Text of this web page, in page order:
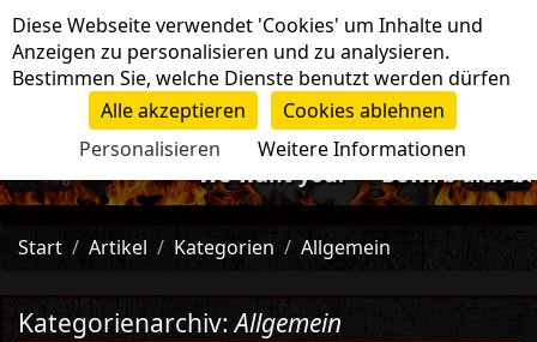
Navigation
-=>We want you!<=- Bewirb dich bei
Start Artikel Kategorien Allgemein
Kategorienarchiv:Allgemein
Cookie-Einstellungen
Diese Webseite verwendet 'Cookies' um Inhalte und
Anzeigen zu personalisieren und zu analysieren.
Bestimmen Sie, welche Dienste benutzt werden dürfen
Alle akzeptieren
Cookies ablehnen
Personalisieren
Weitere Informationen